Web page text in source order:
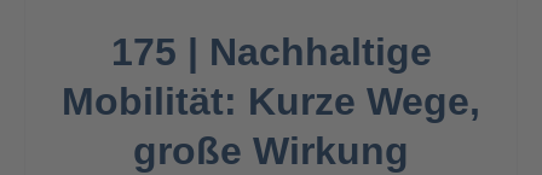
175 | Nachhaltige
Mobilität: Kurze Wege,
große Wirkung